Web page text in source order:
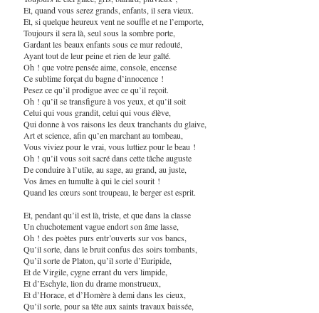
Et, quand vous serez grands, enfants, il sera vieux.
Et, si quelque heureux vent ne souffle et ne l’emporte,
Toujours il sera là, seul sous la sombre porte,
Gardant les beaux enfants sous ce mur redouté,
Ayant tout de leur peine et rien de leur gaîté.
Oh ! que votre pensée aime, console, encense
Ce sublime forçat du bagne d’innocence !
Pesez ce qu’il prodigue avec ce qu’il reçoit.
Oh ! qu’il se transfigure à vos yeux, et qu’il soit
Celui qui vous grandit, celui qui vous élève,
Qui donne à vos raisons les deux tranchants du glaive,
Art et science, afin qu’en marchant au tombeau,
Vous viviez pour le vrai, vous luttiez pour le beau !
Oh ! qu’il vous soit sacré dans cette tâche auguste
De conduire à l’utile, au sage, au grand, au juste,
Vos âmes en tumulte à qui le ciel sourit !
Quand les cœurs sont troupeau, le berger est esprit.
Et, pendant qu’il est là, triste, et que dans la classe
Un chuchotement vague endort son âme lasse,
Oh ! des poètes purs entr’ouverts sur vos bancs,
Qu’il sorte, dans le bruit confus des soirs tombants,
Qu’il sorte de Platon, qu’il sorte d’Euripide,
Et de Virgile, cygne errant du vers limpide,
Et d’Eschyle, lion du drame monstrueux,
Et d’Horace, et d’Homère à demi dans les cieux,
Qu’il sorte, pour sa tête aux saints travaux baissée,